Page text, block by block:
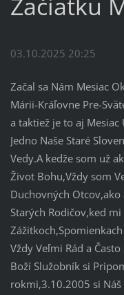
03.10.2025 20:25
Začal sa Nám Mesiac
Márii-Kráľovne Pre-
a taktiež je to aj Mesiac
Jedno Naše Staré
Vedy.A kedže som už
Život Bohu,Vždy som
Duchovných
Starých Rodičov,ked
Vždy Veľmi Rád a
Boží Služobník si
rokmi,3.10.2005 si